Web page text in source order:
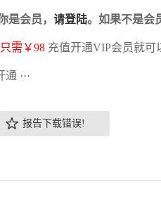
是会员， 请登陆。如果不是会
需￥98 充值开通VIP会员就可
通 ···
报告下载错误!